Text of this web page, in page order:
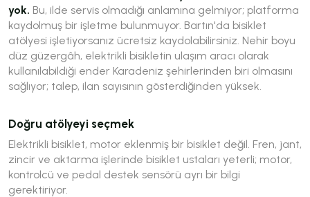
yok. Bu, ilde servis olmadığı anlamına gelmiyor; platforma
kaydolmuş bir işletme bulunmuyor. Bartın'da bisiklet
atölyesi işletiyorsanız ücretsiz kaydolabilirsiniz. Nehir boyu
düz güzergâh, elektrikli bisikletin ulaşım aracı olarak
kullanılabildiği ender Karadeniz şehirlerinden biri olmasını
sağlıyor; talep, ilan sayısının gösterdiğinden yüksek.
Doğru atölyeyi seçmek
Elektrikli bisiklet, motor eklenmiş bir bisiklet değil. Fren, jant,
zincir ve aktarma işlerinde bisiklet ustaları yeterli; motor,
kontrolcü ve pedal destek sensörü ayrı bir bilgi
gerektiriyor.